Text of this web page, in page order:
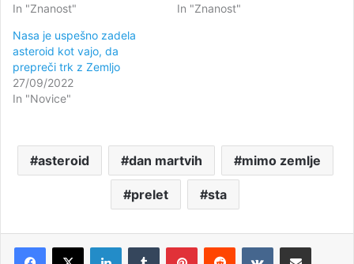
In "Znanost"
In "Znanost"
Nasa je uspešno zadela
asteroid kot vajo, da
prepreči trk z Zemljo
27/09/2022
In "Novice"
asteroid dan martvih mimo zemlje
prelet sta